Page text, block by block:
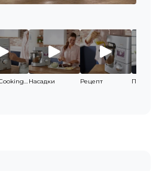
Обзор Cooking Chef XL Насадки Рецепт